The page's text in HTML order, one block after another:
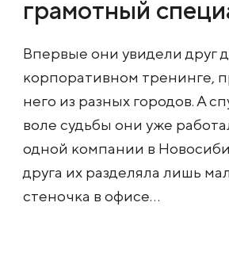
грамотный
Впервые они увидели друг
корпоративном тренинге,
него из разных городов. А
воле судьбы они уже
одной компании в
друга их разделяла лишь
стеночка в офисе...